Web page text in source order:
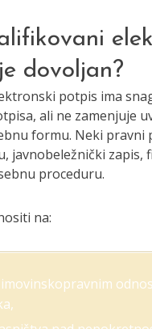
dovoljan?
potpis ima
ali ne zamenjuje
formu. Neki pravni
javnobeležnički zapis,
proceduru.
na: